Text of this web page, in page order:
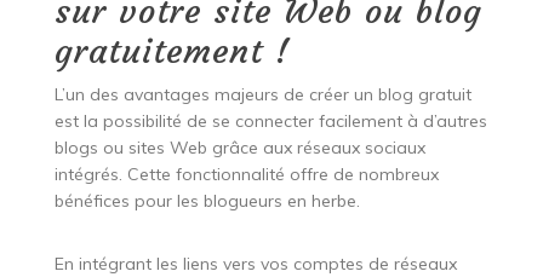
sur votre site Web ou blog
gratuitement !
L’un des avantages majeurs de créer un blog gratuit
est la possibilité de se connecter facilement à d’autres
blogs ou sites Web grâce aux réseaux sociaux
intégrés. Cette fonctionnalité offre de nombreux
bénéfices pour les blogueurs en herbe.
En intégrant les liens vers vos comptes de réseaux